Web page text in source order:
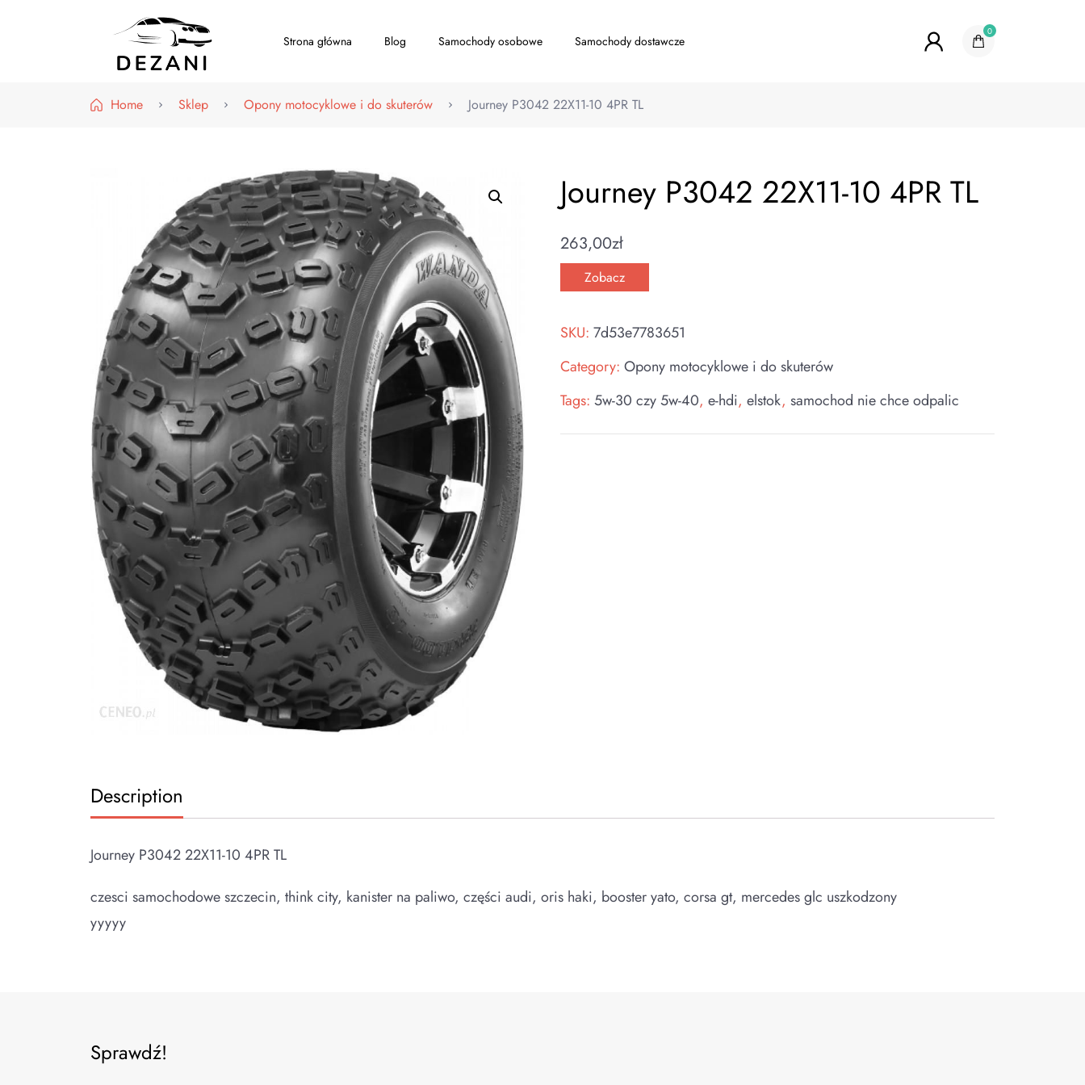
Strona główna Blog Samochody osobowe Samochody dostawcze
0
Home Sklep Opony motocyklowe i do skuterów Journey P3042 22X11-10 4PR TL
Journey P3042 22X11-10 4PR TL
263,00zł
Zobacz
SKU:7d53e7783651
Category:Opony motocyklowe i do skuterów
Tags:5w-30 czy 5w-40,e-hdi,elstok,samochod nie chce odpalic
Description
Journey P3042 22X11-10 4PR TL
czesci samochodowe szczecin, think city, kanister na paliwo, części audi, oris haki, booster yato, corsa gt, mercedes glc uszkodzony
yyyyy
Sprawdź!